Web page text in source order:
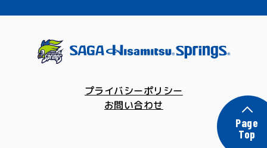
ブロックのセット平均決定本数は以下の計算式で算
出されます。
プライバシーポリシー
お問い合わせ
Page
Top